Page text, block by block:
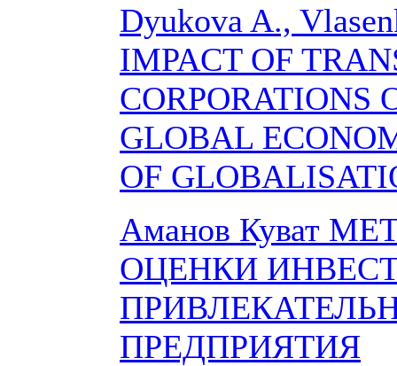
Dyukova A.,
IMPACT OF
CORPORATIONS
GLOBAL
OF
Аманов Куват
ОЦЕНКИ
ПРЕДПРИЯТИЯ